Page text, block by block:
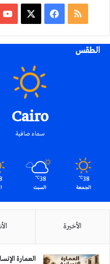
ملخص
الموقع
فيسبوك
الطقس
Cairo
سماء صافية
38
℃
الجمعة
38
℃
السبت
الأخيرة
العمارة